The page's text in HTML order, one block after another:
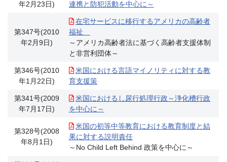
年2月23日)
連携と防犯活動を中心に～
第347号(2010
年2月9日)
在宅サービスに移行するアメリカの高齢者
福祉
～アメリカ高齢者法に基づく高齢者支援体制
と非営利団体～
第346号(2010
年1月22日)
米国における言語マイノリティに対する教
育支援策
第341号(2009
年7月17日)
米国におけるし尿行処理行政～浄化槽行政
を中心に～
第328号(2008
年8月1日)
米国の初等中等教育における教育制度と結
果に対する説明責任
～No Child Left Behind 政策を中心に～